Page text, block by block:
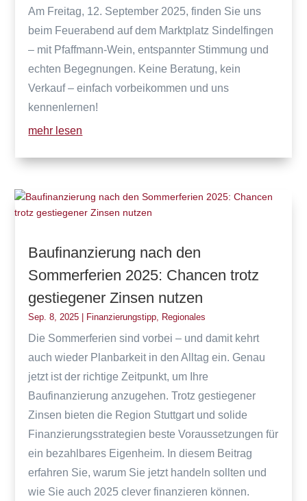
Am Freitag, 12. September 2025, finden Sie uns
beim Feuerabend auf dem Marktplatz Sindelfingen
– mit Pfaffmann-Wein, entspannter Stimmung und
echten Begegnungen. Keine Beratung, kein
Verkauf – einfach vorbeikommen und uns
kennenlernen!
mehr lesen
Baufinanzierung nach den
Sommerferien 2025: Chancen trotz
gestiegener Zinsen nutzen
Sep. 8, 2025 Finanzierungstipp Regionales
Die Sommerferien sind vorbei – und damit kehrt
auch wieder Planbarkeit in den Alltag ein. Genau
jetzt ist der richtige Zeitpunkt, um Ihre
Baufinanzierung anzugehen. Trotz gestiegener
Zinsen bieten die Region Stuttgart und solide
Finanzierungsstrategien beste Voraussetzungen für
ein bezahlbares Eigenheim. In diesem Beitrag
erfahren Sie, warum Sie jetzt handeln sollten und
wie Sie auch 2025 clever finanzieren können.